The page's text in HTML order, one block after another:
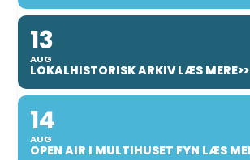
13
AUG
LOKALHISTORISK ARKIV LÆS
14
AUG
OPEN AIR I MULTIHUSET FYN LÆS